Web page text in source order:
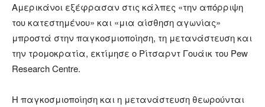
Αμερικάνοι εξέφρασαν στις κάλπες «την απόρριψη
του κατεστημένου» και «μια αίσθηση αγωνίας»
μπροστά στην παγκοσμιοποίηση, τη μετανάστευση και
την τρομοκρατία, εκτίμησε ο Ρίτσαρντ Γουάικ του Pew
Research Centre.
Η παγκοσμιοποίηση και η μετανάστευση θεωρούνται